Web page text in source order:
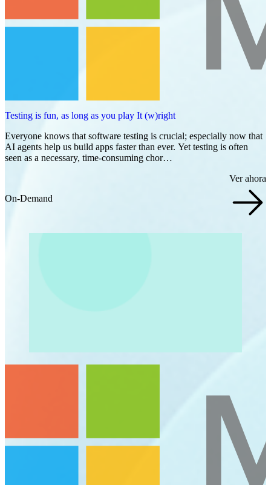
Testing is fun, as long as you play It (w)right
Everyone knows that software testing is crucial; especially now that
AI agents help us build apps faster than ever. Yet testing is often
seen as a necessary, time-consuming chor…
On-Demand
Ver ahora